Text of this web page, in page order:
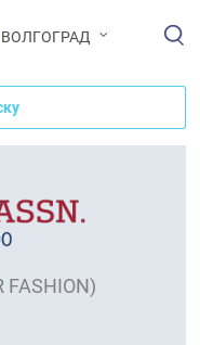
ВОЛГОГРАД
FASHION)